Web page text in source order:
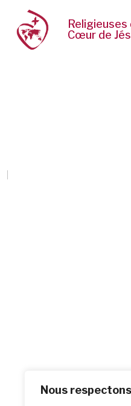
Nous
Religieuses
Cœur de